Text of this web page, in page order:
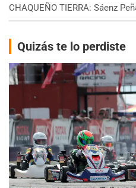
CHAQUEÑO TIERRA: Sáenz
Quizás te lo perdiste